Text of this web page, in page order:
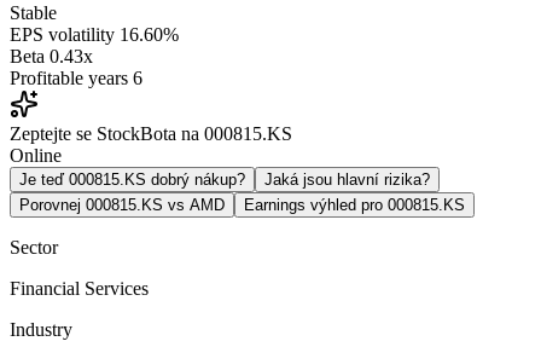
Stable
EPS volatility 16.60%
Beta 0.43x
Profitable years 6
Zeptejte se StockBota na 000815.KS
Online
Je teď 000815.KS dobrý nákup?
Jaká jsou hlavní rizika?
Porovnej 000815.KS vs AMD
Earnings výhled pro 000815.KS
Sector
Financial Services
Industry